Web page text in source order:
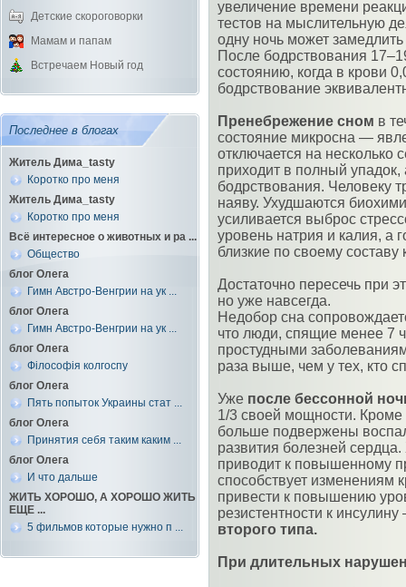
Детские скороговорки
Мамам и папам
Встречаем Новый год
Последнее в блогах
Житель Дима_tasty
Коротко про меня
Житель Дима_tasty
Коротко про меня
Всё интересное о животных и ра ...
Общество
блог Олега
Гимн Австро-Венгрии на ук ...
блог Олега
Гимн Австро-Венгрии на ук ...
блог Олега
Філософія колгоспу
блог Олега
Пять попыток Украины стат ...
блог Олега
Принятия себя таким каким ...
блог Олега
И что дальше
ЖИТЬ ХОРОШО, А ХОРОШО ЖИТЬ
ЕЩЕ ...
5 фильмов которые нужно п ...
увеличение времени
тестов на мыслительную
одну ночь может
После бодрствования
состоянию, когда в крови
бодрствование
Пренебрежение сном в
состояние микросна —
отключается на несколько
приходит в полный
бодрствования. Человеку
наяву. Ухудшаются
усиливается выброс
уровень натрия и калия, а
близкие по своему
Достаточно пересечь при
но уже навсегда.
Недобор сна
что люди, спящие менее 7
простудными
раза выше, чем у тех, кто
Уже после бессонной
1/3 своей мощности. Кроме
больше подвержены
развития болезней
приводит к повышенному
способствует изменениям
привести к повышению
резистентности к
второго типа.
При длительных